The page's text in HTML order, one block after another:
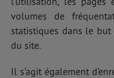
volumes de
statistiques dans le but
du site.
Il s’agit également